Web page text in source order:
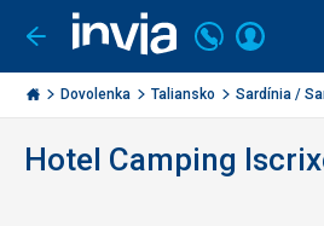
Ísť
späť
Invia.sk
Volajte
+421
2
3221
Prihlásiť
Dovolenka Taliansko Sardínia /
Hotel Camping